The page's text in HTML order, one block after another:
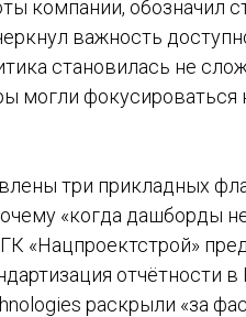
компании, обозначил
важность
становилась не
фокусироваться
три прикладных
«когда дашборды
«Нацпроектстрой»
отчётности в
раскрыли «за